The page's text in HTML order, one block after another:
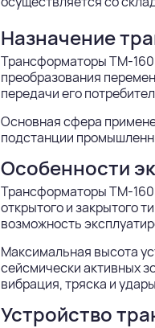
Назначение
Трансформаторы ТМ-160
преобразования
передачи его
Основная сфера
подстанции
Особенности
Трансформаторы ТМ-160
открытого и закрытого
возможность
Максимальная высота
сейсмически активных
вибрация, тряска и
Устройство